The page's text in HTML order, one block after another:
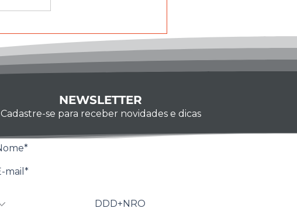
soluções inovadoras em
bombeamento na IFAT
Brasil 2025
NEWSLETTER
Cadastre-se para receber novidades e dicas